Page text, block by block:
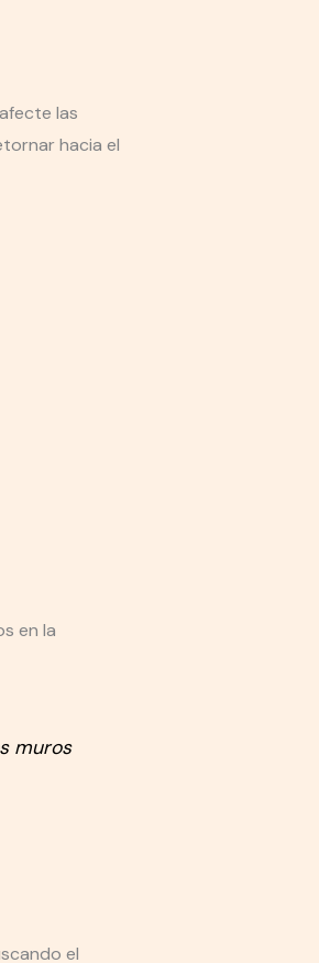
las
hacia el
en la
muros
el